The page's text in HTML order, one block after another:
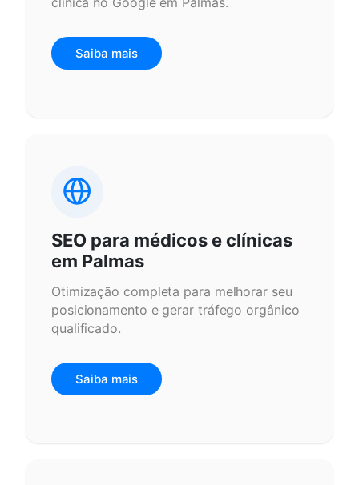
Saiba mais
SEO para médicos e clínicas
em Palmas
Otimização completa para melhorar seu
posicionamento e gerar tráfego orgânico
qualificado.
Saiba mais